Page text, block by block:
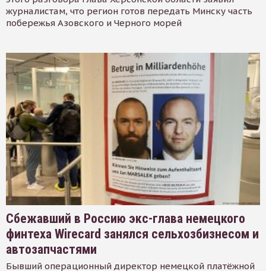
журналистам, что регион готов передать Минску часть
побережья Азовского и Черного морей
Сбежавший в Россию экс-глава немецкого
финтеха Wirecard занялся сельхозбизнесом и
автозапчастями
Бывший операционный директор немецкой платёжной